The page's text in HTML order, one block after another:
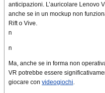
anticipazioni. L’auricolare Lenovo
anche se in un mockup non
Rift o Vive.
n
n
Ma, anche se in forma non
VR potrebbe essere
giocare con videogiochi